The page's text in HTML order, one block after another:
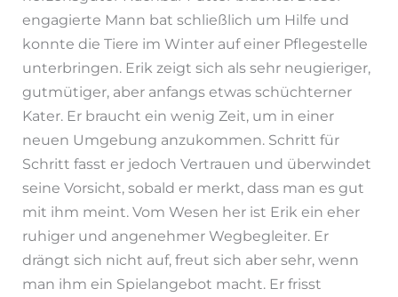
engagierte Mann bat schließlich um Hilfe und
konnte die Tiere im Winter auf einer Pflegestelle
unterbringen. Erik zeigt sich als sehr neugieriger,
gutmütiger, aber anfangs etwas schüchterner
Kater. Er braucht ein wenig Zeit, um in einer
neuen Umgebung anzukommen. Schritt für
Schritt fasst er jedoch Vertrauen und überwindet
seine Vorsicht, sobald er merkt, dass man es gut
mit ihm meint. Vom Wesen her ist Erik ein eher
ruhiger und angenehmer Wegbegleiter. Er
drängt sich nicht auf, freut sich aber sehr, wenn
man ihm ein Spielangebot macht. Er frisst